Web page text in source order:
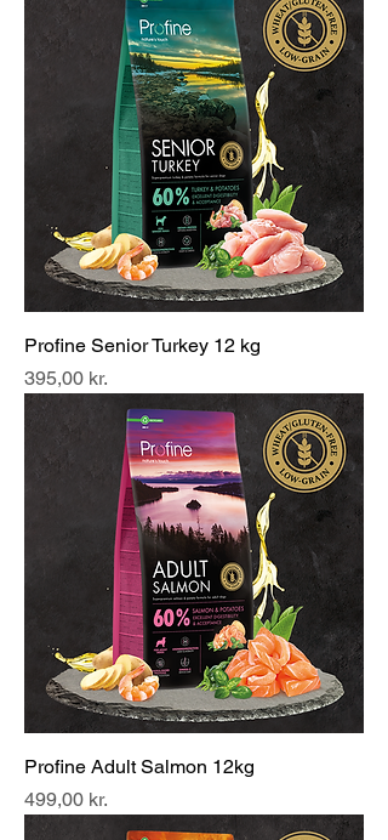
Profine Senior Turkey 12 kg
Pris
395,00 kr.
Profine Adult Salmon 12kg
Pris
499,00 kr.